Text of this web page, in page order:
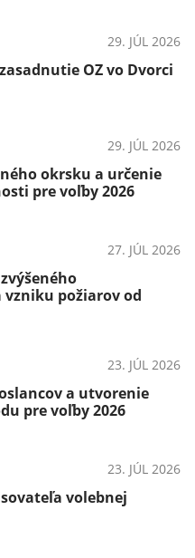
29. JÚL 2026
OZ vo Dvorci
29. JÚL 2026
okrsku a určenie
pre voľby 2026
27. JÚL 2026
vzniku požiarov od
23. JÚL 2026
a utvorenie
pre voľby 2026
23. JÚL 2026
volebnej